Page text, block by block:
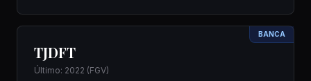
BANCA
TJDFT
Último: 2022 (FGV)